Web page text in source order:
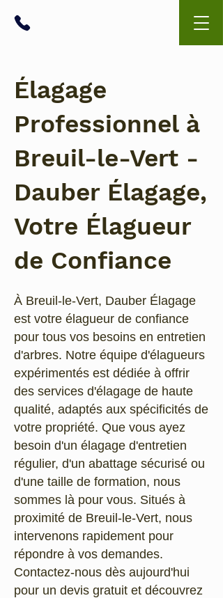
Élagage
Professionnel à
Breuil-le-Vert -
Dauber Élagage,
Votre Élagueur
de Confiance
À Breuil-le-Vert, Dauber Élagage
est votre élagueur de confiance
pour tous vos besoins en entretien
d'arbres. Notre équipe d'élagueurs
expérimentés est dédiée à offrir
des services d'élagage de haute
qualité, adaptés aux spécificités de
votre propriété. Que vous ayez
besoin d'un élagage d'entretien
régulier, d'un abattage sécurisé ou
d'une taille de formation, nous
sommes là pour vous. Situés à
proximité de Breuil-le-Vert, nous
intervenons rapidement pour
répondre à vos demandes.
Contactez-nous dès aujourd'hui
pour un devis gratuit et découvrez